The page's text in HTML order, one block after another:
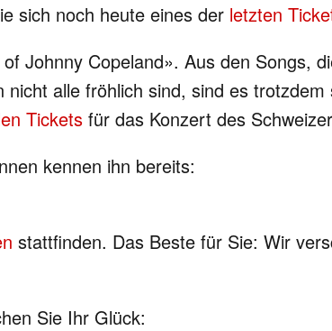
sich noch heute eines der letzten
Johnny Copeland». Aus den Songs,
alle fröhlich sind, sind es trotzdem
Tickets für das Konzert des
kennen ihn bereits:
stattfinden. Das Beste für Sie: Wir
Sie Ihr Glück: